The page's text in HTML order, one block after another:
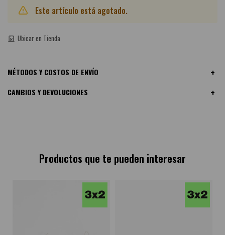
Este artículo está agotado.
Ubicar en Tienda
MÉTODOS Y COSTOS DE ENVÍO
CAMBIOS Y DEVOLUCIONES
Productos que te pueden interesar